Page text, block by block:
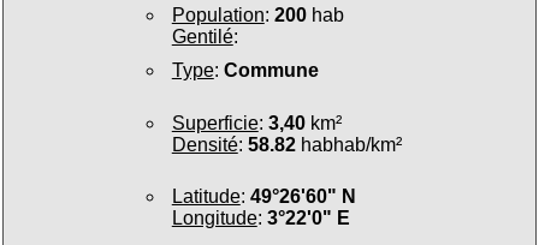
Population: 200hab
Gentilé:
Type: Commune
Superficie: 3,40km²
Densité: 58.82habhab/km²
Latitude: 49°26'60" N
Longitude: 3°22'0" E